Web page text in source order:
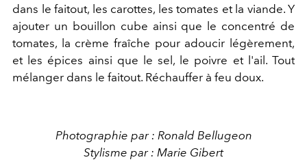
dans le faitout, les carottes, les tomates et la viande. Y
ajouter un bouillon cube ainsi que le concentré de
tomates, la crème fraîche pour adoucir légèrement,
et les épices ainsi que le sel, le poivre et l'ail. Tout
mélanger dans le faitout. Réchauffer à feu doux.
Photographie par : Ronald Bellugeon
Stylisme par : Marie Gibert